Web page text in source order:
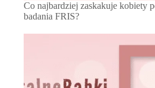
Co najbardziej zaskakuje kobiety
badania FRIS?